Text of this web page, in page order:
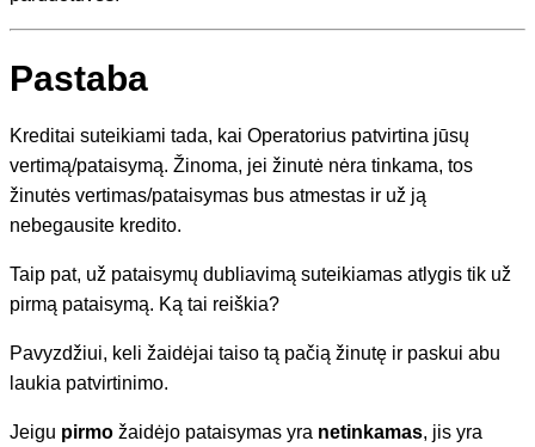
Pastaba
Kreditai suteikiami tada, kai Operatorius patvirtina jūsų
vertimą/pataisymą. Žinoma, jei žinutė nėra tinkama, tos
žinutės vertimas/pataisymas bus atmestas ir už ją
nebegausite kredito.
Taip pat, už pataisymų dubliavimą suteikiamas atlygis tik už
pirmą pataisymą. Ką tai reiškia?
Pavyzdžiui, keli žaidėjai taiso tą pačią žinutę ir paskui abu
laukia patvirtinimo.
Jeigu pirmo žaidėjo pataisymas yra netinkamas, jis yra